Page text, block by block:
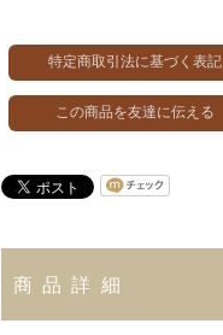
特定商取引法に基づく表記
この商品を友達に伝える
商品詳細